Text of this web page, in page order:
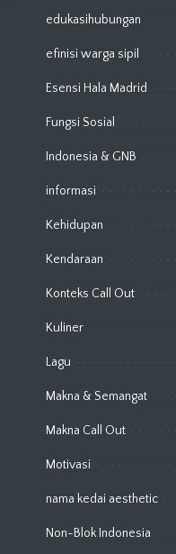
edukasihubungan
efinisi warga sipil
Esensi Hala Madrid
Fungsi Sosial
Indonesia & GNB
informasi
Kehidupan
Kendaraan
Konteks Call Out
Kuliner
Lagu
Makna & Semangat
Makna Call Out
Motivasi
nama kedai aesthetic
Non-Blok Indonesia